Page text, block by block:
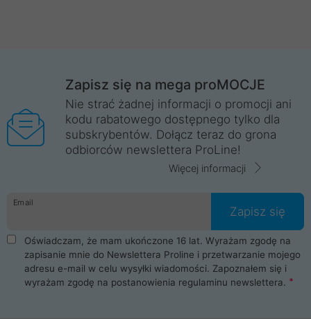
Zapisz się na mega proMOCJE
Nie strać żadnej informacji o promocji ani
kodu rabatowego dostępnego tylko dla
subskrybentów. Dołącz teraz do grona
odbiorców newslettera ProLine!
Więcej informacji
Email
Zapisz się
Oświadczam, że mam ukończone 16 lat. Wyrażam zgodę na
zapisanie mnie do Newslettera Proline i przetwarzanie mojego
adresu e-mail w celu wysyłki wiadomości. Zapoznałem się i
wyrażam zgodę na postanowienia regulaminu newslettera.